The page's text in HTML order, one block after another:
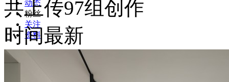
动态
粉丝
关注
资料
共上传97组创作
时间最新